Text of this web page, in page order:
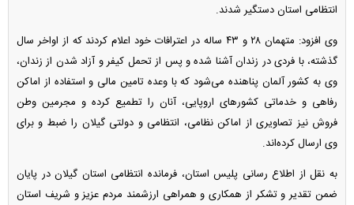
انتظامی استان دستگیر شدند.
وی افزود: متهمان ۲۸ و ۴۳ ساله در اعترافات خود اعلام کردند که از اواخر سال
گذشته، با فردی در زندان آشنا شده و پس از تحمل کیفر و آزاد شدن از زندان،
وی به کشور آلمان پناهنده می‌شود که با وعده تامین مالی و استفاده از اماکن
رفاهی و خدماتی کشور‌های اروپایی، آنان را تطمیع کرده و مجرمین وطن
فروش نیز تصاویری از اماکن نظامی، انتظامی و دولتی گیلان را ضبط و برای
وی ارسال کرده‌اند.
به نقل از اطلاع رسانی پلیس استان، فرمانده انتظامی استان گیلان در پایان
ضمن تقدیر و تشکر از همکاری و همراهی ارزشمند مردم عزیز و شریف استان